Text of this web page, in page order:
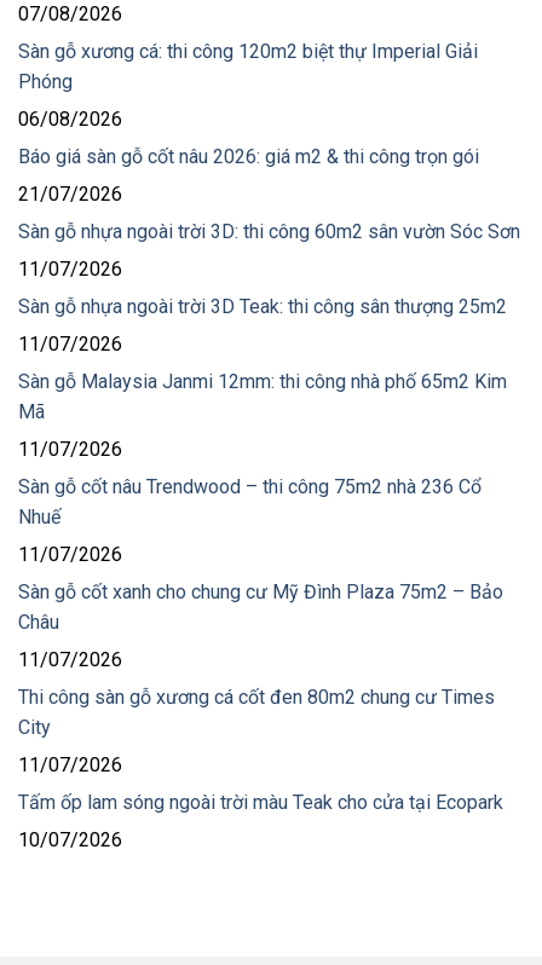
07/08/2026
Sàn gỗ xương cá: thi công 120m2 biệt thự Imperial Giải
Phóng
06/08/2026
Báo giá sàn gỗ cốt nâu 2026: giá m2 & thi công trọn gói
21/07/2026
Sàn gỗ nhựa ngoài trời 3D: thi công 60m2 sân vườn Sóc Sơn
11/07/2026
Sàn gỗ nhựa ngoài trời 3D Teak: thi công sân thượng 25m2
11/07/2026
Sàn gỗ Malaysia Janmi 12mm: thi công nhà phố 65m2 Kim
Mã
11/07/2026
Sàn gỗ cốt nâu Trendwood – thi công 75m2 nhà 236 Cổ
Nhuế
11/07/2026
Sàn gỗ cốt xanh cho chung cư Mỹ Đình Plaza 75m2 – Bảo
Châu
11/07/2026
Thi công sàn gỗ xương cá cốt đen 80m2 chung cư Times
City
11/07/2026
Tấm ốp lam sóng ngoài trời màu Teak cho cửa tại Ecopark
10/07/2026